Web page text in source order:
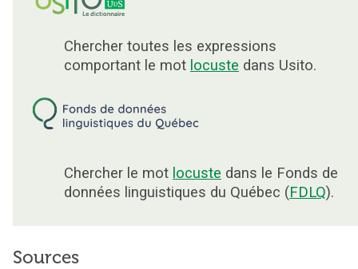
Chercher toutes les expressions
comportant le mot locuste dans Usito.
Chercher le mot locuste dans le Fonds de
données linguistiques du Québec (FDLQ).
Sources